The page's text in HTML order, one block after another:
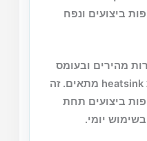
ביצועים ונפח
מהירים ובעומס
ממושך לרוב כן, או לפחות heatsink מתאים. זה
ביצועים תחת
יומי.